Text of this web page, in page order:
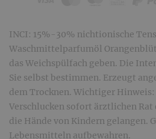
INCI: 15%-30% nichtionische
Waschmittelparfumöl
das Weichspülfach geben. Die
Sie selbst bestimmen. Erzeugt
dem Trocknen. Wichtiger
Verschlucken sofort ärztlichen
die Hände von Kindern gelangen.
Lebensmitteln aufbewahren.